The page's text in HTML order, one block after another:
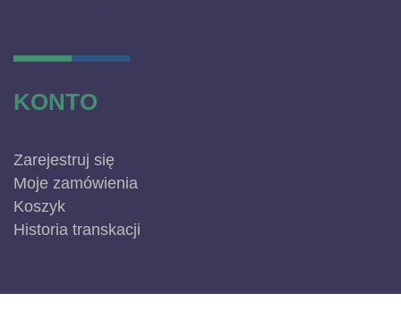
KONTO
Zarejestruj się
Moje zamówienia
Koszyk
Historia transkacji